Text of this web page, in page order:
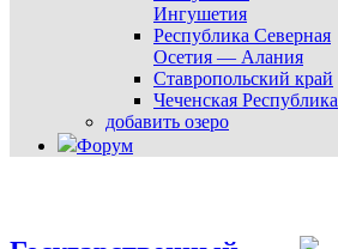
Ингушетия
Республика Северная
Осетия — Алания
Ставропольский край
Чеченская Республика
добавить озеро
Форум